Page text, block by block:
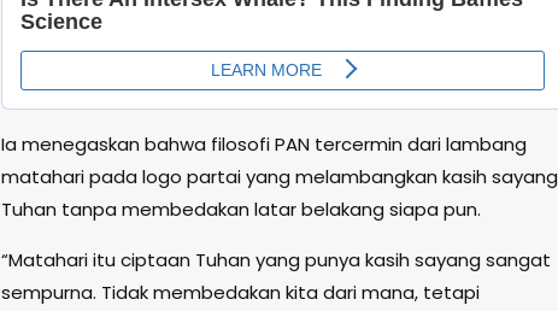
Ia menegaskan bahwa filosofi PAN tercermin dari lambang
matahari pada logo partai yang melambangkan kasih sayang
Tuhan tanpa membedakan latar belakang siapa pun.
“Matahari itu ciptaan Tuhan yang punya kasih sayang sangat
sempurna. Tidak membedakan kita dari mana, tetapi